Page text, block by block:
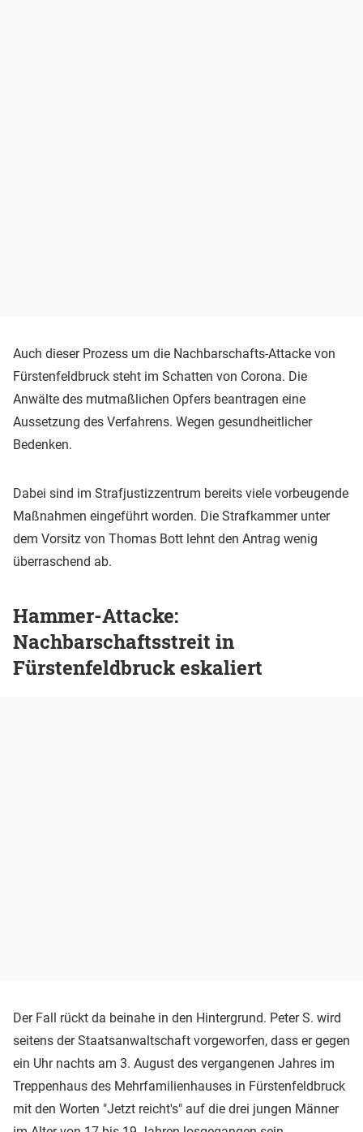
Auch dieser Prozess um die Nachbarschafts-Attacke von
Fürstenfeldbruck steht im Schatten von Corona. Die
Anwälte des mutmaßlichen Opfers beantragen eine
Aussetzung des Verfahrens. Wegen gesundheitlicher
Bedenken.
Dabei sind im Strafjustizzentrum bereits viele vorbeugende
Maßnahmen eingeführt worden. Die Strafkammer unter
dem Vorsitz von Thomas Bott lehnt den Antrag wenig
überraschend ab.
Hammer-Attacke:
Nachbarschaftsstreit in
Fürstenfeldbruck eskaliert
Der Fall rückt da beinahe in den Hintergrund. Peter S. wird
seitens der Staatsanwaltschaft vorgeworfen, dass er gegen
ein Uhr nachts am 3. August des vergangenen Jahres im
Treppenhaus des Mehrfamilienhauses in Fürstenfeldbruck
mit den Worten "Jetzt reicht's" auf die drei jungen Männer